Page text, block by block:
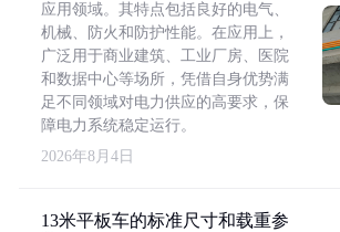
应用领域。其特点包括良好的电气、
机械、防火和防护性能。在应用上，
广泛用于商业建筑、工业厂房、医院
和数据中心等场所，凭借自身优势满
足不同领域对电力供应的高要求，保
障电力系统稳定运行。
2026年8月4日
13米平板车的标准尺寸和载重参